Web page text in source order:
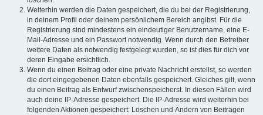
Weiterhin werden die Daten gespeichert, die du bei der Registrierung,
in deinem Profil oder deinem persönlichem Bereich angibst. Für die
Registrierung sind mindestens ein eindeutiger Benutzername, eine E-
Mail-Adresse und ein Passwort notwendig. Wenn durch den Betreiber
weitere Daten als notwendig festgelegt wurden, so ist dies für dich vor
deren Eingabe ersichtlich.
Wenn du einen Beitrag oder eine private Nachricht erstellst, so werden
die dort eingegebenen Daten ebenfalls gespeichert. Gleiches gilt, wenn
du einen Beitrag als Entwurf zwischenspeicherst. In diesen Fällen wird
auch deine IP-Adresse gespeichert. Die IP-Adresse wird weiterhin bei
folgenden Aktionen gespeichert: Löschen und Ändern von Beiträgen